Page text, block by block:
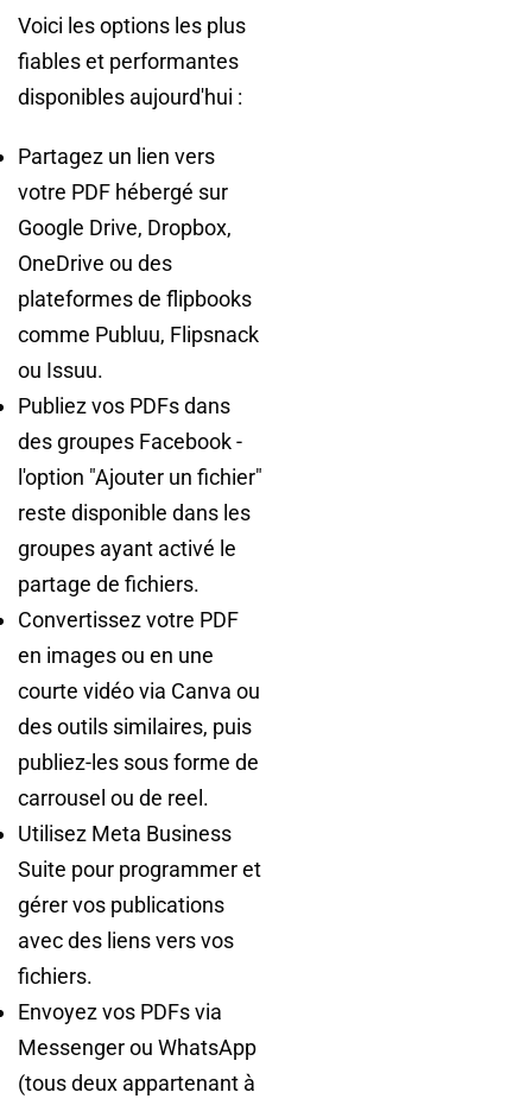
Voici les options les plus
fiables et performantes
disponibles aujourd'hui :
Partagez un lien vers
votre PDF hébergé sur
Google Drive, Dropbox,
OneDrive ou des
plateformes de flipbooks
comme Publuu, Flipsnack
ou Issuu.
Publiez vos PDFs dans
des groupes Facebook -
l'option "Ajouter un fichier"
reste disponible dans les
groupes ayant activé le
partage de fichiers.
Convertissez votre PDF
en images ou en une
courte vidéo via Canva ou
des outils similaires, puis
publiez-les sous forme de
carrousel ou de reel.
Utilisez Meta Business
Suite pour programmer et
gérer vos publications
avec des liens vers vos
fichiers.
Envoyez vos PDFs via
Messenger ou WhatsApp
(tous deux appartenant à